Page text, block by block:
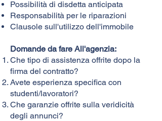
Possibilità di disdetta anticipata
Responsabilità per le riparazioni
Clausole sull'utilizzo dell'immobile
Domande da fare All'agenzia:
Che tipo di assistenza offrite dopo la
firma del contratto?
Avete esperienza specifica con
studenti/lavoratori?
Che garanzie offrite sulla veridicità
degli annunci?